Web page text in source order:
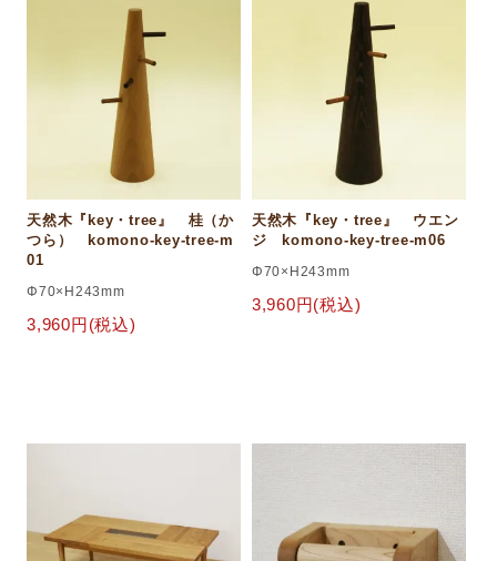
天然木『key・tree』 桂（か
つら） komono-key-tree-m
01
Φ70×H243mm
3,960円(税込)
天然木『key・tree』 ウエン
ジ komono-key-tree-m06
Φ70×H243mm
3,960円(税込)